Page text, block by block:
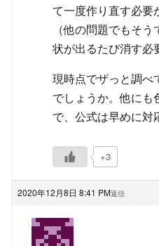
て一度作り直す必要
（他の問題でもそ
状が出るたび消す
現時点でザっと調べ
でしょうか。他にも
で、公式は早めに対
+3
2020年12月8日 8:41 PM返信